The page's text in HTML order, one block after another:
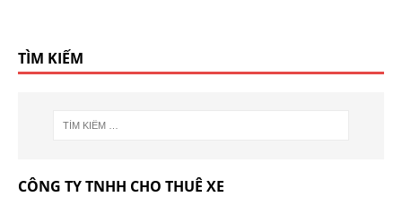
TÌM KIẾM
CÔNG TY TNHH CHO THUÊ XE